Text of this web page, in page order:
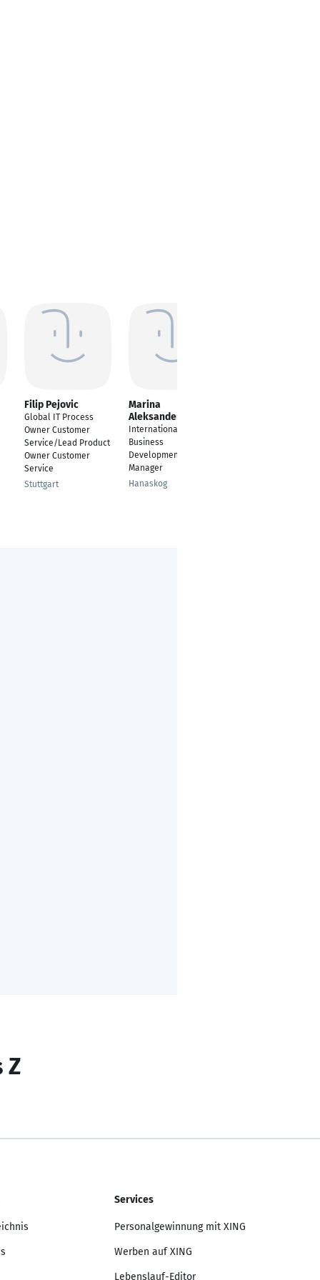
Filip Pejovic
Global IT Process
Owner Customer
Service/Lead Product
Owner Customer
Service
Stuttgart
Marina
Aleksandersson
International
Business
Development
Manager
Hanaskog
Z
Services
Personalgewinnung mit XING
Werben auf XING
Lebenslauf-Editor